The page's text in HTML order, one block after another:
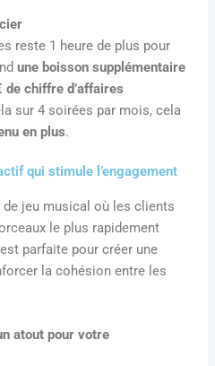
reste 1 heure de plus pour
une boisson supplémentaire
de chiffre d’affaires
sur 4 soirées par mois, cela
en plus.
qui stimule l’engagement
jeu musical où les clients
le plus rapidement
parfaite pour créer une
la cohésion entre les
atout pour votre